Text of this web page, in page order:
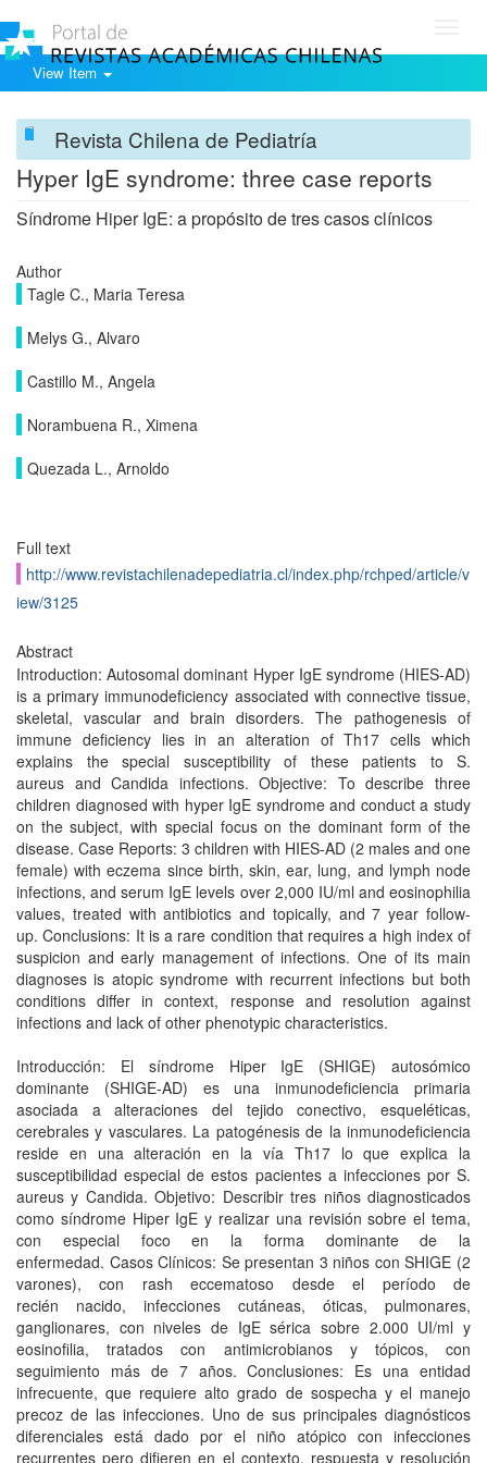
View Item
Revista Chilena de Pediatría
Hyper IgE syndrome: three case reports
Síndrome Hiper IgE: a propósito de tres casos clínicos
Author
Tagle C., Maria Teresa
Melys G., Alvaro
Castillo M., Angela
Norambuena R., Ximena
Quezada L., Arnoldo
Full text
http://www.revistachilenadepediatria.cl/index.php/rchped/article/v
iew/3125
Abstract
Introduction: Autosomal dominant Hyper IgE syndrome (HIES-AD)
is a primary immunodeficiency associated with connective tissue,
skeletal, vascular and brain disorders. The pathogenesis of
immune deficiency lies in an alteration of Th17 cells which
explains the special susceptibility of these patients to S.
aureus and Candida infections. Objective: To describe three
children diagnosed with hyper IgE syndrome and conduct a study
on the subject, with special focus on the dominant form of the
disease. Case Reports: 3 children with HIES-AD (2 males and one
female) with eczema since birth, skin, ear, lung, and lymph node
infections, and serum IgE levels over 2,000 IU/ml and eosinophilia
values, treated with antibiotics and topically, and 7 year follow-
up. Conclusions: It is a rare condition that requires a high index of
suspicion and early management of infections. One of its main
diagnoses is atopic syndrome with recurrent infections but both
conditions differ in context, response and resolution against
infections and lack of other phenotypic characteristics.
Introducción: El síndrome Hiper IgE (SHIGE) autosómico
dominante (SHIGE-AD) es una inmunodeficiencia primaria
asociada a alteraciones del tejido conectivo, esqueléticas,
cerebrales y vasculares. La patogénesis de la inmunodeficiencia
reside en una alteración en la vía Th17 lo que explica la
susceptibilidad especial de estos pacientes a infecciones por S.
aureus y Candida. Objetivo: Describir tres niños diagnosticados
como síndrome Hiper IgE y realizar una revisión sobre el tema,
con especial foco en la forma dominante de la
enfermedad. Casos Clínicos: Se presentan 3 niños con SHIGE (2
varones), con rash eccematoso desde el período de
recién nacido, infecciones cutáneas, óticas, pulmonares,
ganglionares, con niveles de IgE sérica sobre 2.000 UI/ml y
eosinofilia, tratados con antimicrobianos y tópicos, con
seguimiento más de 7 años. Conclusiones: Es una entidad
infrecuente, que requiere alto grado de sospecha y el manejo
precoz de las infecciones. Uno de sus principales diagnósticos
diferenciales está dado por el niño atópico con infecciones
recurrentes pero difieren en el contexto, respuesta y resolución